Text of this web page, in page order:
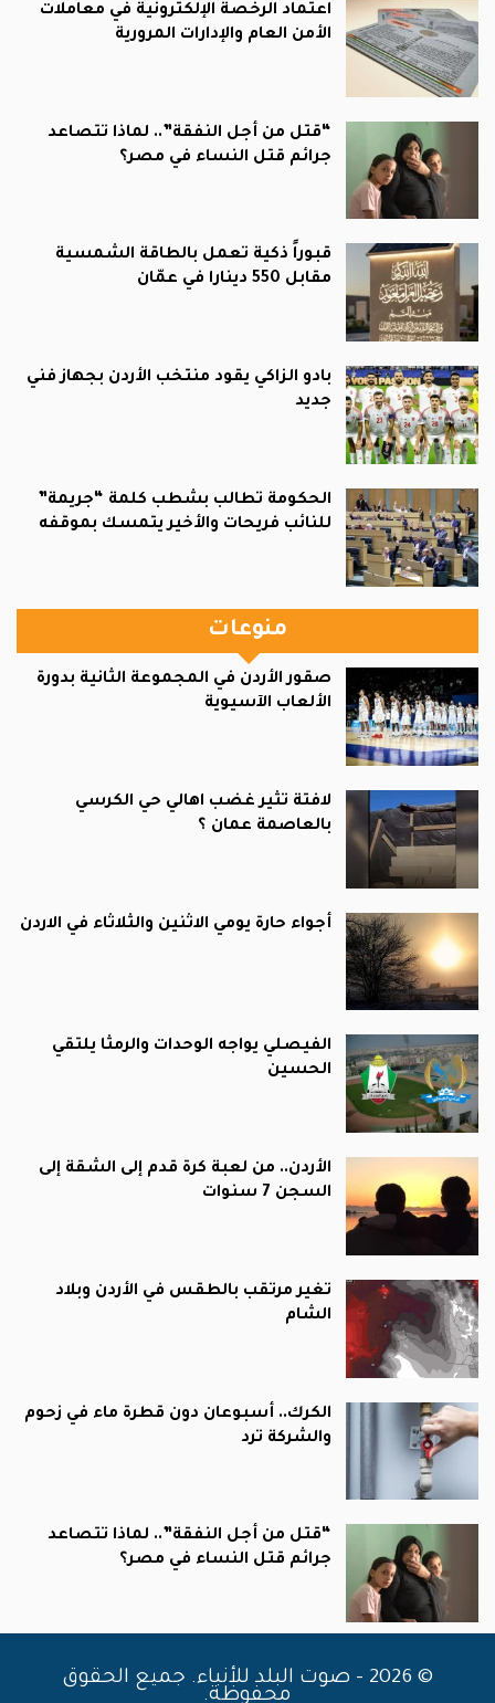
اعتماد الرخصة الإلكترونية في معاملات
الأمن العام والإدارات المرورية
“قتل من أجل النفقة”.. لماذا تتصاعد
جرائم قتل النساء في مصر؟
قبوراً ذكية تعمل بالطاقة الشمسية
مقابل 550 دينارا في عمّان
بادو الزاكي يقود منتخب الأردن بجهاز فني
جديد
الحكومة تطالب بشطب كلمة “جريمة”
للنائب فريحات والأخير يتمسك بموقفه
منوعات
صقور الأردن في المجموعة الثانية بدورة
الألعاب الآسيوية
لافتة تثير غضب اهالي حي الكرسي
بالعاصمة عمان ؟
أجواء حارة يومي الاثنين والثلاثاء في الاردن
الفيصلي يواجه الوحدات والرمثا يلتقي
الحسين
الأردن.. من لعبة كرة قدم إلى الشقة إلى
السجن 7 سنوات
تغير مرتقب بالطقس في الأردن وبلاد
الشام
الكرك.. أسبوعان دون قطرة ماء في زحوم
والشركة ترد
“قتل من أجل النفقة”.. لماذا تتصاعد
جرائم قتل النساء في مصر؟
© 2026 - صوت البلد للأنباء. جميع الحقوق
محفوظة.